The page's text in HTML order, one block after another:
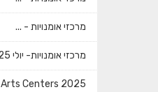
מרכזי אומנויות - ...
מרכזי אומנויות- יולי 2025
Arts Centers 2025